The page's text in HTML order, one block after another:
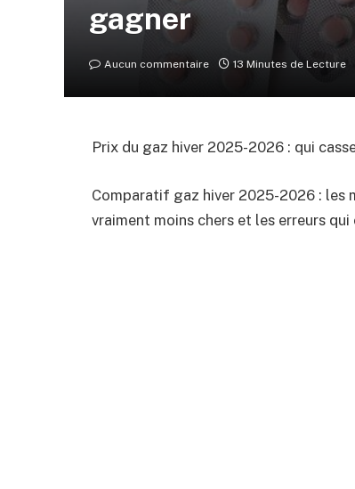
gagner
Aucun commentaire 13 Minutes de Lecture
Prix du gaz hiver 2025-2026 : qui
Comparatif gaz hiver 2025-2026 : les
vraiment moins chers et les erreurs